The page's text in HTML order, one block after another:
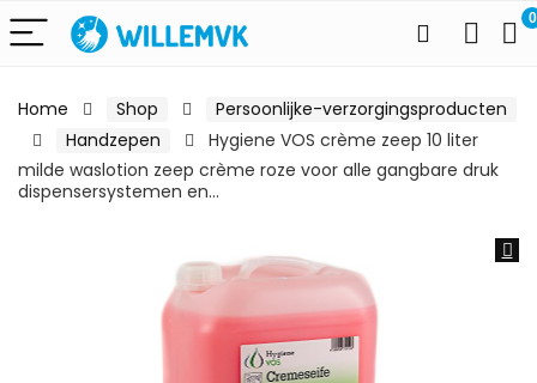
0
Home Shop
Persoonlijke-verzorgingsproducten
Handzepen
Hygiene VOS crème zeep 10 liter
milde waslotion zeep crème roze voor alle gangbare druk
dispensersystemen en…